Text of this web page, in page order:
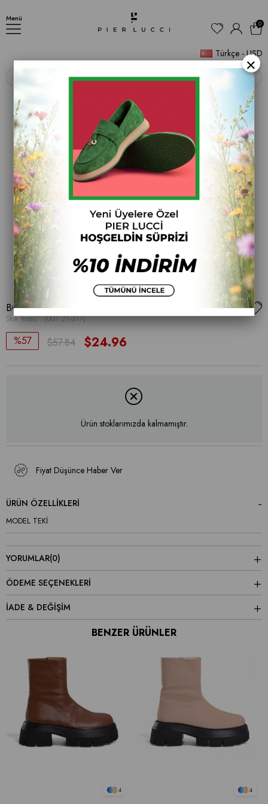
Menü
Türkçe - USD
0
‹ ›
BOT
Stok Kodu (001 21-317)
57 $57.84 $24.96
Ürün stoklarımızda kalmamıştır.
Fiyat Düşünce Haber Ver
ÜRÜN ÖZELLIKLERI
MODEL TEKİ
YORUMLAR(0)
ÖDEME SEÇENEKLERI
İADE & DEĞİŞİM
BENZER ÜRÜNLER
4 4
×